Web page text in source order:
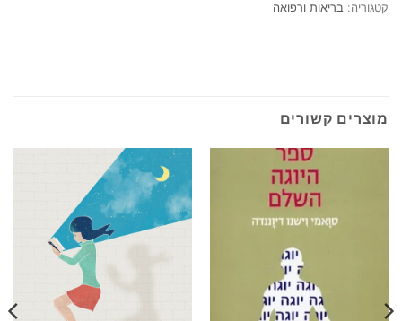
קטגוריה: בריאות ורפואה
מוצרים קשורים